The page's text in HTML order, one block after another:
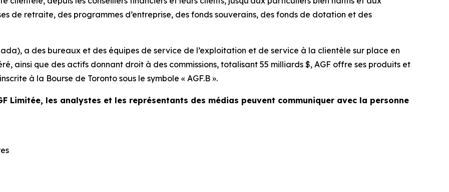
de retraite, des programmes d’entreprise, des fonds souverains, des fonds de dotation et des
a des bureaux et des équipes de service de l’exploitation et de service à la clientèle sur place en
ainsi que des actifs donnant droit à des commissions, totalisant 55 milliards $, AGF offre ses produits et
à la Bourse de Toronto sous le symbole « AGF.B ».
Limitée, les analystes et les représentants des médias peuvent communiquer avec la personne